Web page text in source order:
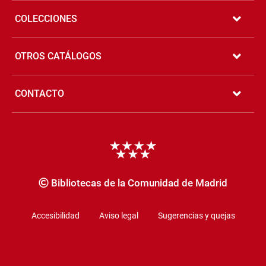
COLECCIONES
OTROS CATÁLOGOS
CONTACTO
Bibliotecas de la Comunidad de Madrid
Accesibilidad Aviso legal Sugerencias y quejas